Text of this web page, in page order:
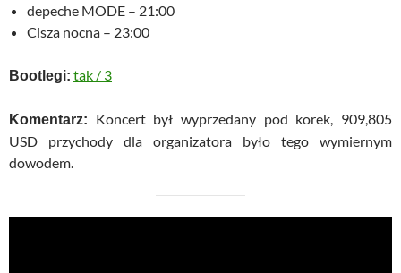
depeche MODE – 21:00
Cisza nocna – 23:00
Bootlegi: tak / 3
Komentarz:
Koncert był wyprzedany pod korek, 909,805
USD przychody dla organizatora było tego wymiernym
dowodem.